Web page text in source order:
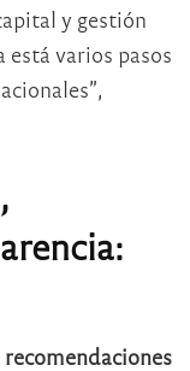
y gestión
está varios pasos
recomendaciones